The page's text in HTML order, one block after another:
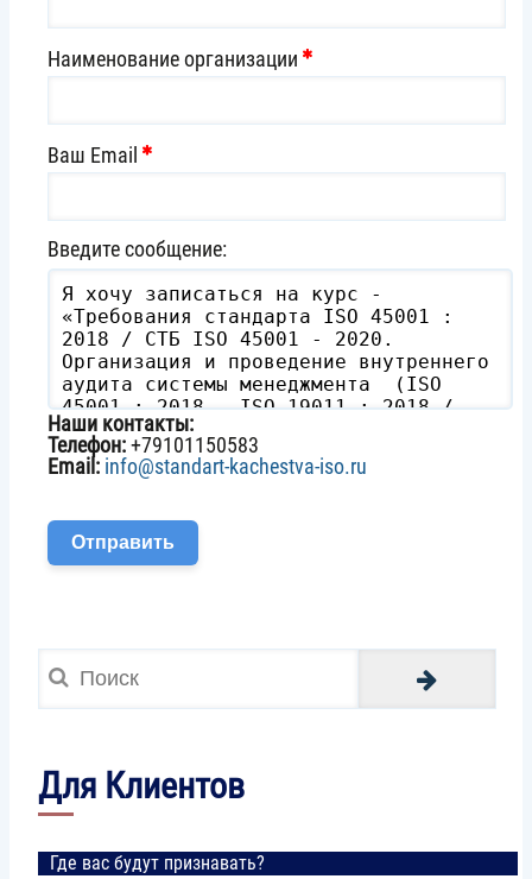
Наименование организации
Ваш Email
Введите сообщение:
Наши контакты:
Телефон:+79101150583
Email: info@standart-kachestva-iso.ru
Для Клиентов
Где вас будут признавать?